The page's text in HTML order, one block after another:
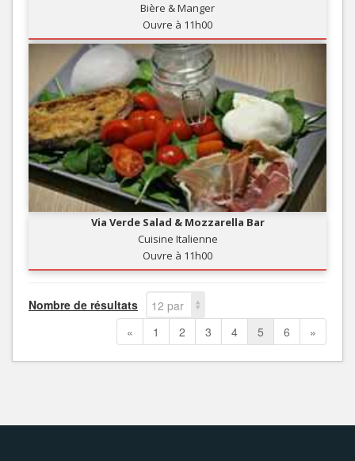
Bière & Manger
Ouvre à 11h00
Via Verde Salad & Mozzarella Bar
Cuisine Italienne
Ouvre à 11h00
Nombre de résultats
12 par
page
« 1 2 3 4 5 6 »